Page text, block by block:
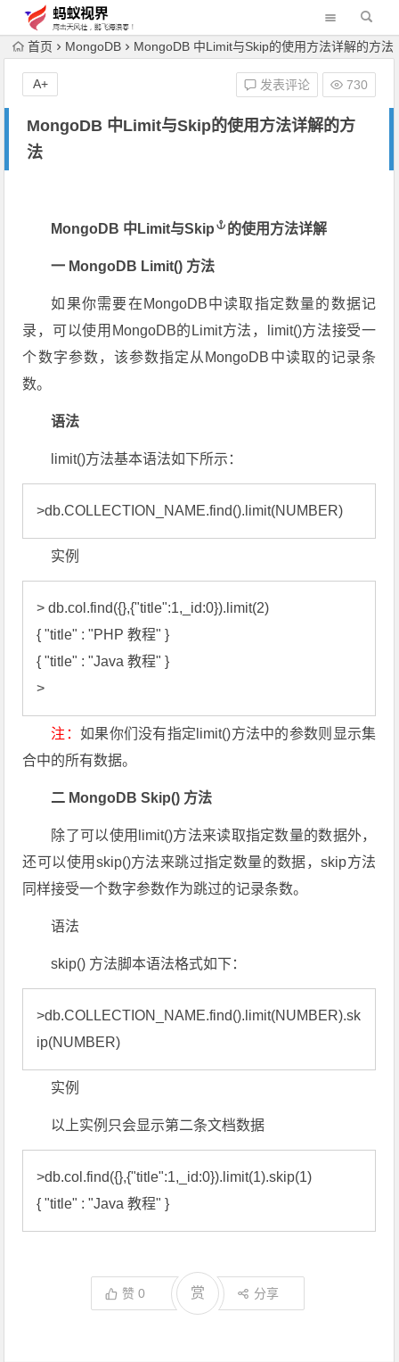
首页 MongoDB MongoDB 中Limit与Skip的使用方法详解的方法
MongoDB 中Limit与Skip的使用方法详解的方
法
发表评论 730
A+
MongoDB 中Limit与Skip 的使用方法详解
一 MongoDB Limit() 方法
如果你需要在MongoDB中读取指定数量的数据记
录，可以使用MongoDB的Limit方法，limit()方法接受一
个数字参数，该参数指定从MongoDB中读取的记录条
数。
语法
limit()方法基本语法如下所示：
>db.COLLECTION_NAME.find().limit(NUMBER)
实例
> db.col.find({},{"title":1,_id:0}).limit(2)
{ "title" : "PHP 教程" }
{ "title" : "Java 教程" }
注：如果你们没有指定limit()方法中的参数则显示集
合中的所有数据。
二 MongoDB Skip() 方法
除了可以使用limit()方法来读取指定数量的数据外，
还可以使用skip()方法来跳过指定数量的数据，skip方法
同样接受一个数字参数作为跳过的记录条数。
语法
skip() 方法脚本语法格式如下：
>db.COLLECTION_NAME.find().limit(NUMBER).sk
ip(NUMBER)
实例
以上实例只会显示第二条文档数据
>db.col.find({},{"title":1,_id:0}).limit(1).skip(1)
{ "title" : "Java 教程" }
赞0 赏 分享